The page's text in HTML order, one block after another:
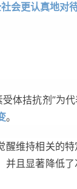
会更认真地对
体拮抗剂”为
。
维持相关的
且显著降低